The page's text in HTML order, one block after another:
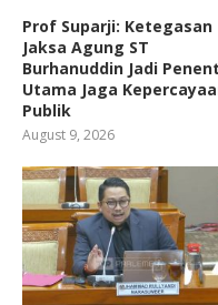
Prof Suparji: Ketegasan
Jaksa Agung ST
Burhanuddin Jadi
Utama Jaga
Publik
August 9, 2026